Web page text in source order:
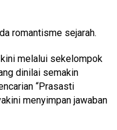
romantisme sejarah.
melalui sekelompok
dinilai semakin
“Prasasti
menyimpan jawaban